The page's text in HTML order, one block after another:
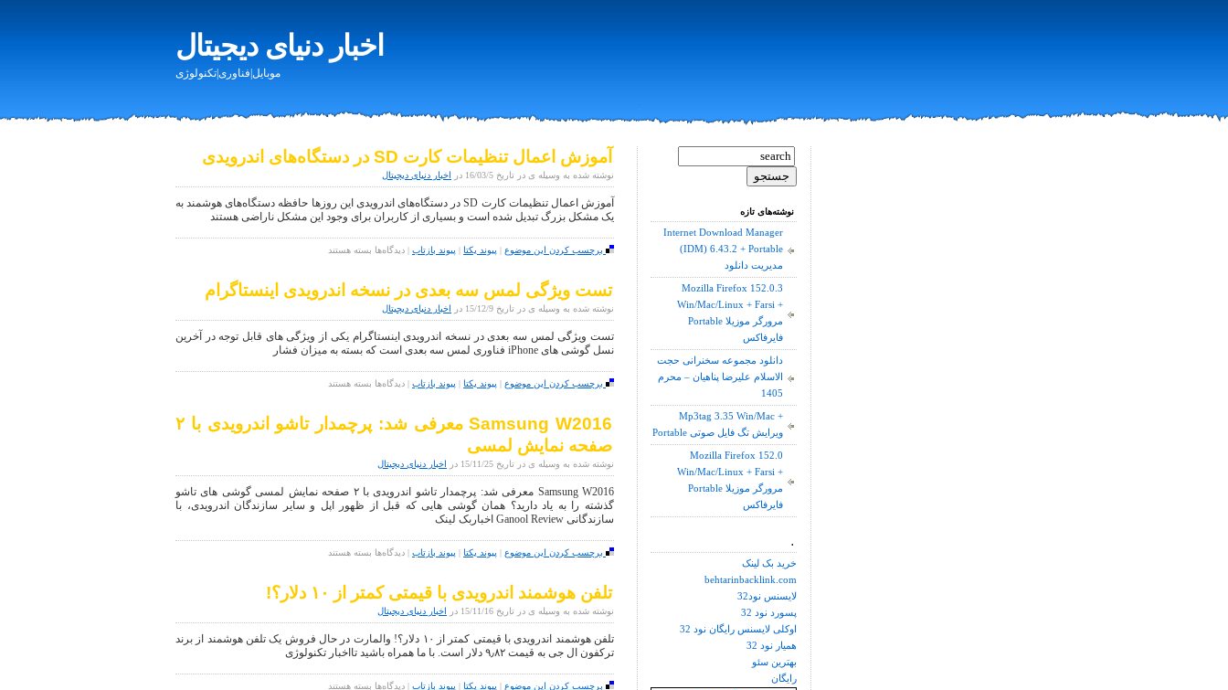
اخبار دنیای دیجیتال
موبایل|فناوری|تکنولوژی
آموزش اعمال تنظیمات کارت SD در دستگاه‌های اندرویدی
نوشته شده به وسیله ی در تاریخ 16/03/5 در اخبار دنیای دیجیتال
آموزش اعمال تنظیمات کارت SD در دستگاه‌های اندرویدی این روزها حافظه دستگاه‌های هوشمند به
یک مشکل بزرگ تبدیل شده است و بسیاری از کاربران برای وجود این مشکل ناراضی هستند
برچسب کردن این موضوع | پیوند یکتا | پیوند بازتاب | دیدگاه‌ها برای
تنظیمات
در
دستگاه‌های
اندرویدی
بسته هستند
تست ویژگی لمس سه بعدی در نسخه اندرویدی اینستاگرام
نوشته شده به وسیله ی در تاریخ 15/12/9 در اخبار دنیای دیجیتال
تست ویژگی لمس سه بعدی در نسخه اندرویدی اینستاگرام یکی از ویژگی های قابل توجه در آخرین
نسل گوشی های iPhone فناوری لمس سه بعدی است که بسته به میزان فشار
برچسب کردن این موضوع | پیوند یکتا | پیوند بازتاب | دیدگاه‌ها برای
لمس
سه
نسخه
اندرویدی
اینستاگرام
بسته هستند
Samsung W2016 معرفی شد: پرچم‎دار تاشو اندرویدی با ۲
صفحه نمایش لمسی
نوشته شده به وسیله ی در تاریخ 15/11/25 در اخبار دنیای دیجیتال
Samsung W2016 معرفی شد: پرچم‎دار تاشو اندرویدی با ۲ صفحه نمایش لمسی گوشی های تاشو
گذشته را به یاد دارید؟ همان گوشی هایی که قبل از ظهور اپل و سایر سازندگان اندرویدی، با
سازندگانی Ganool Review اخباربک لینک
برچسب کردن این موضوع | پیوند یکتا | پیوند بازتاب | دیدگاه‌ها برای
معرفی
تاشو
اندرویدی
با
۲
بسته هستند
تلفن هوشمند اندرویدی با قیمتی کمتر از ۱۰ دلار؟!
نوشته شده به وسیله ی در تاریخ 15/11/16 در اخبار دنیای دیجیتال
تلفن هوشمند اندرویدی با قیمتی کمتر از ۱۰ دلار؟! والمارت در حال فروش یک تلفن هوشمند از برند
ترکفون ال جی به قیمت ۹٫۸۲ دلار است. با ما همراه باشید تااخبار تکنولوژی
برچسب کردن این موضوع | پیوند یکتا | پیوند بازتاب | دیدگاه‌ها برای
بسته هستند
نوشته‌های تازه
Internet Download Manager
(IDM) 6.43.2 + Portable
مدیریت دانلود
Mozilla Firefox 152.0.3
Win/Mac/Linux + Farsi +
Portable مرورگر موزیلا
فایرفاکس
دانلود مجموعه سخنرانی حجت
الاسلام علیرضا پناهیان – محرم
1405
Mp3tag 3.35 Win/Mac +
Portable ویرایش تگ فایل صوتی
Mozilla Firefox 152.0
Win/Mac/Linux + Farsi +
Portable مرورگر موزیلا
فایرفاکس
.
خرید بک لینک
behtarinbacklink.com
لایسنس نود32
پسورد نود 32
اوکلی لایسنس رایگان نود 32
همیار نود 32
بهترین سئو
رایگان